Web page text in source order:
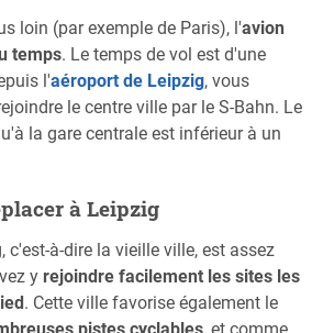
loin (par exemple de Paris), l'avion
temps. Le temps de vol est d'une
l'aéroport de Leipzig, vous
le centre ville par le S-Bahn. Le
la gare centrale est inférieur à un
à Leipzig
c'est-à-dire la vieille ville, est assez
y rejoindre facilement les sites les
. Cette ville favorise également le